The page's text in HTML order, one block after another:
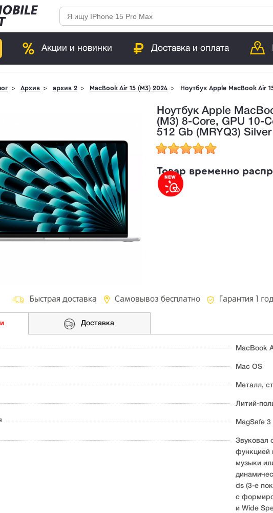
Акции и новинки Доставка и оплата
Архив архив 2 MacBook Air 15 (M3) 2024 Ноутбук Apple MacBook Air
Ноутбук Apple
(M3) 8-Core, GPU 10-
512 Gb (MRYQ3) Silver
Товар временно
Быстрая доставка Самовывоз бесплатно Гарантия 1
Доставка
MacBook
Mac OS
Металл,
Литий-
MagSafe
Звуковая
функцией
музыки
ds (3-е
с
и Wide